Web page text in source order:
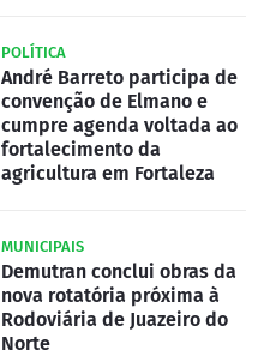
POLÍTICA
André Barreto participa de
convenção de Elmano e
cumpre agenda voltada ao
fortalecimento da
agricultura em Fortaleza
MUNICIPAIS
Demutran conclui obras da
nova rotatória próxima à
Rodoviária de Juazeiro do
Norte